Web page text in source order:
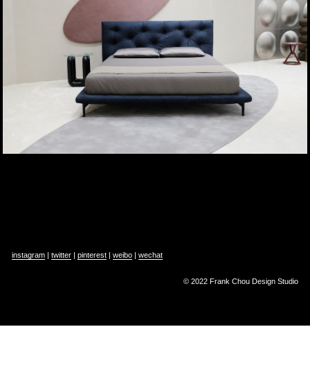
instagram | twitter | pinterest | weibo | wechat
© 2022 Frank Chou Design Studio